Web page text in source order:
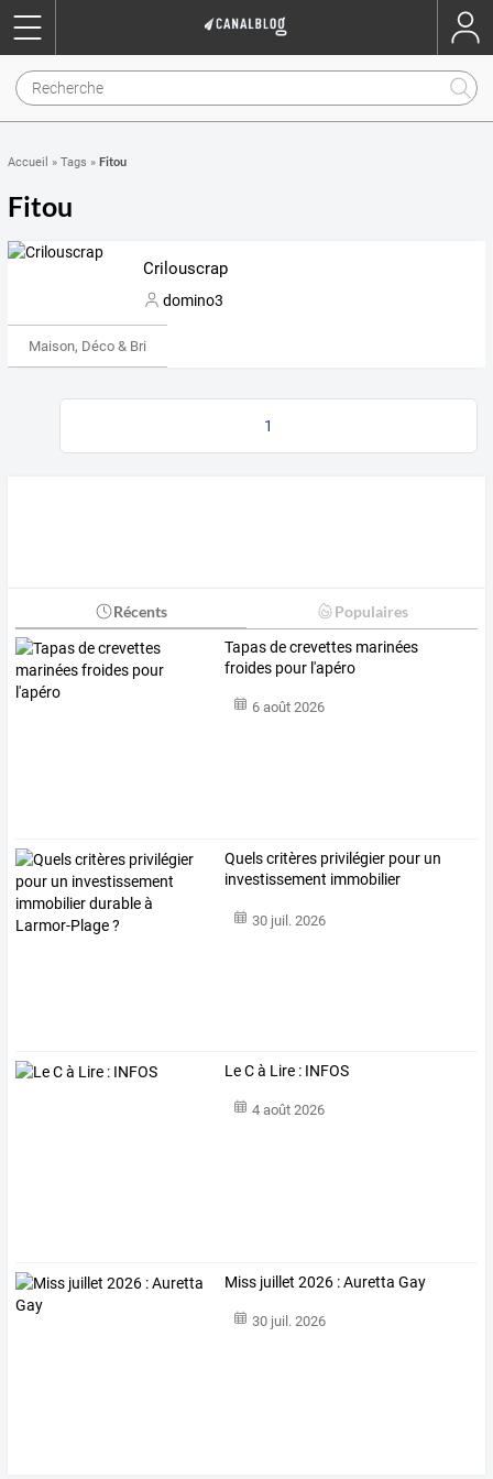
Accueil » Tags » Fitou
Fitou
Crilouscrap
domino3
Maison, Déco & Bricolage
1
Récents Populaires
Tapas de crevettes marinées
froides pour l'apéro
6 août 2026
Quelscritères privilégier pour un
investissement immobilier
30 juil. 2026
Le C à Lire : INFOS
4 août 2026
Miss juillet 2026 : Auretta Gay
30 juil. 2026